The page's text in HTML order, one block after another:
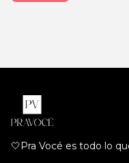
🤍Pra Vocé es todo lo